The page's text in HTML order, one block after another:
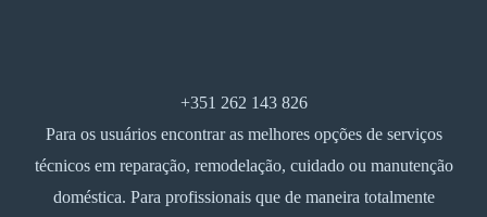
+351 262 143 826
Para os usuários encontrar as melhores opções de serviços
técnicos em reparação, remodelação, cuidado ou manutenção
doméstica. Para profissionais que de maneira totalmente